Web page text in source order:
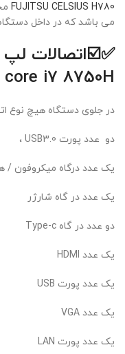
FUJITSU CELSIUS H780
می باشد که در داخل دستگاه
✅☑️اتصالات
core i7 8750H رم 8 گیگ
در جلوی دستگاه هیچ نوع
دو عدد پورت USB3.0 ،
یک عدد درگاه میکروفون /
یک عدد در گاه شارژر
دو عدد در گاه Type-c
یک عدد HDMI
یک عدد پورت USB
یک عدد VGA
یک عدد پورت LAN